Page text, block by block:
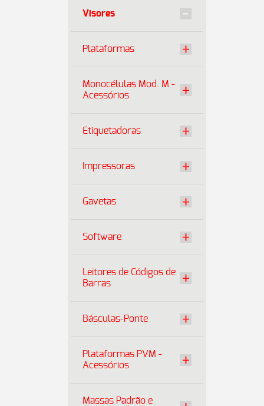
Visores
Plataformas
Monocélulas Mod. M -
Acessórios
Etiquetadoras
Impressoras
Gavetas
Software
Leitores de Códigos de
Barras
Básculas-Ponte
Plataformas PVM -
Acessórios
Massas Padrão e